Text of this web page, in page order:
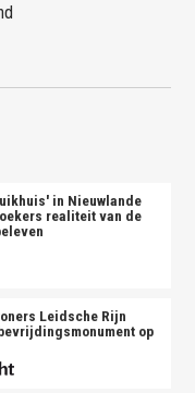
in Nieuwlande
realiteit van de
Leidsche Rijn
op